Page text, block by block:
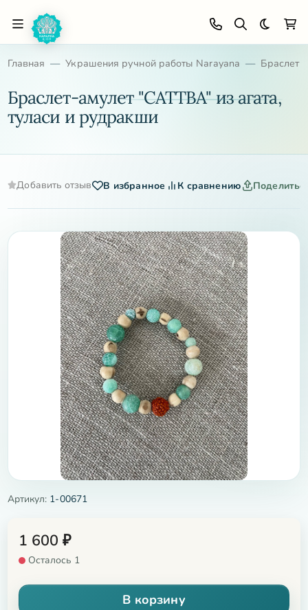
Темная
Главная Украшения ручной работы Narayana
Браслет-амулет "САТТВА" из агата,
туласи и рудракши
Добавить отзыв В избранное К сравнению
Артикул: 1-00671
1 600 ₽
Осталось 1
В корзину